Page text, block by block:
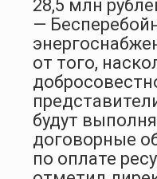
28,5 млн
—
от того,
будут
договорные
по оплате